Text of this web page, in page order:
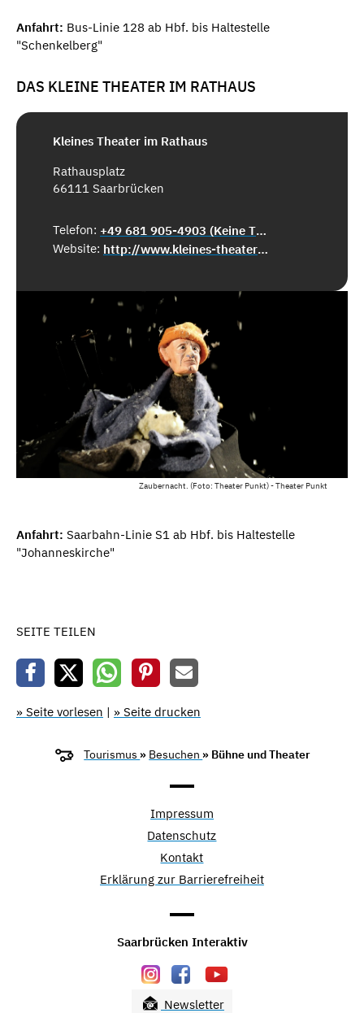
Anfahrt: Bus-Linie 128 ab Hbf. bis Haltestelle
"Schenkelberg"
DAS KLEINE THEATER IM RATHAUS
Kleines Theater im Rathaus
Rathausplatz
66111 Saarbrücken
Telefon:
+49 681 905-4903 (Keine Ticketreservierung!)
Website:
http://www.kleines-theater-rathaus.de
Zaubernacht. (Foto: Theater Punkt) - Theater Punkt
Anfahrt: Saarbahn-Linie S1 ab Hbf. bis Haltestelle
"Johanneskirche"
SEITE TEILEN
» Seite vorlesen | » Seite drucken
Tourismus » Besuchen » Bühne und Theater
Impressum
Datenschutz
Kontakt
Erklärung zur Barrierefreiheit
Saarbrücken Interaktiv
Newsletter